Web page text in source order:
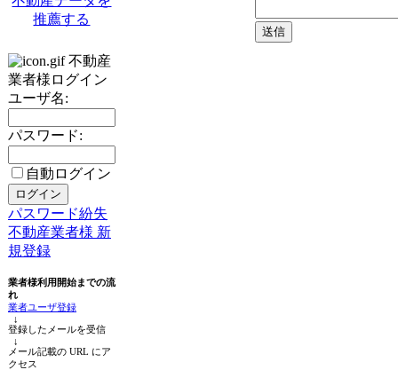
推薦する
不動産
業者様ログイン
ユーザ名:
パスワード:
自動ログイン
パスワード紛失
不動産業者様 新
規登録
業者様利用開始までの流
れ
業者ユーザ登録
↓
登録したメールを受信
↓
メール記載の URL にア
クセス